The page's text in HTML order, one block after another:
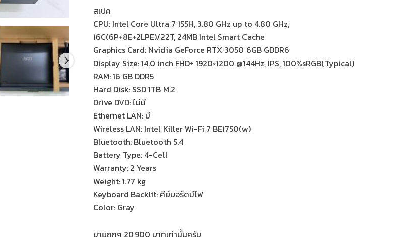
สเปค
CPU: Intel Core Ultra 7 155H, 3.80 GHz up to 4.80 GHz,
16C(6P+8E+2LPE)/22T, 24MB Intel Smart Cache
Graphics Card: Nvidia GeForce RTX 3050 6GB GDDR6
Display Size: 14.0 inch FHD+ 1920×1200 @144Hz, IPS, 100%sRGB(Typical)
RAM: 16 GB DDR5
Hard Disk: SSD 1TB M.2
Drive DVD: ไม่มี
Ethernet LAN: มี
Wireless LAN: Intel Killer Wi-Fi 7 BE1750(w)
Bluetooth: Bluetooth 5.4
Battery Type: 4-Cell
Warranty: 2 Years
Weight: 1.77 kg
Keyboard Backlit: คีย์บอร์ดมีไฟ
Color: Gray
ขายถูกๆ 20,900 บาทเท่านั้นครับ